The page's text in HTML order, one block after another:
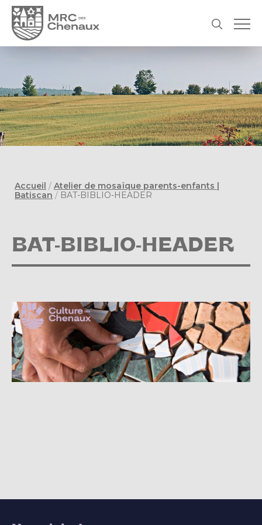
Accueil / Atelier de mosaïque parents-enfants |
Batiscan / BAT-BIBLIO-HEADER
BAT-BIBLIO-HEADER